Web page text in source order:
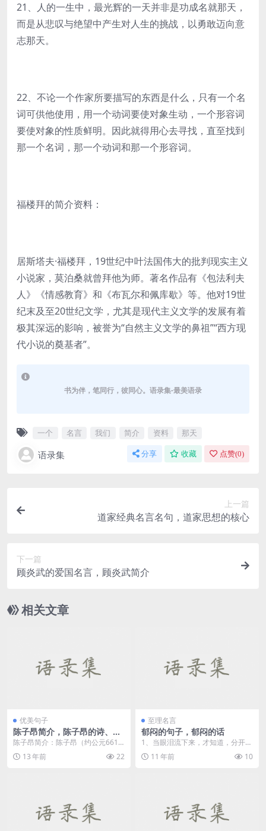
21、人的一生中，最光辉的一天并非是功成名就那天，
而是从悲叹与绝望中产生对人生的挑战，以勇敢迈向意
志那天。
22、不论一个作家所要描写的东西是什么，只有一个名
词可供他使用，用一个动词要使对象生动，一个形容词
要使对象的性质鲜明。因此就得用心去寻找，直至找到
那一个名词，那一个动词和那一个形容词。
福楼拜的简介资料：
居斯塔夫·福楼拜，19世纪中叶法国伟大的批判现实主义
小说家，莫泊桑就曾拜他为师。著名作品有《包法利夫
人》《情感教育》和《布瓦尔和佩库歇》等。他对19世
纪末及至20世纪文学，尤其是现代主义文学的发展有着
极其深远的影响，被誉为“自然主义文学的鼻祖”“西方现
代小说的奠基者”。
书为伴，笔同行，彼同心。语录集-最美语录
一个 名言 我们 简介 资料 那天
语录集 分享 收藏 点赞(0)
上一篇
道家经典名言名句，道家思想的核心
下一篇
顾炎武的爱国名言，顾炎武简介
相关文章
优美句子
陈子昂简介，陈子昂的诗、陈
子昂名句
陈子昂简介：陈子昂（约公元661
～公元702），唐代文学家，初唐
诗文革新人物之一...
13 年前 22
至理名言
郁闷的句子，郁闷的话
1、当眼泪流下来，才知道，分开也
是另一种明白。 2、爱那么短，遗
忘...11 年前 10